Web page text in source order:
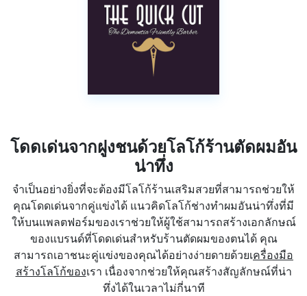
โดดเด่นจากฝูงชนด้วยโลโก้ร้านตัดผมอัน
น่าทึ่ง
จำเป็นอย่างยิ่งที่จะต้องมีโลโก้ร้านเสริมสวยที่สามารถช่วยให้
คุณโดดเด่นจากคู่แข่งได้ แนวคิดโลโก้ช่างทำผมอันน่าทึ่งที่มี
ให้บนแพลตฟอร์มของเราช่วยให้ผู้ใช้สามารถสร้างเอกลักษณ์
ของแบรนด์ที่โดดเด่นสำหรับร้านตัดผมของตนได้ คุณ
สามารถเอาชนะคู่แข่งของคุณได้อย่างง่ายดายด้วยเครื่องมือ
สร้างโลโก้ของเรา เนื่องจากช่วยให้คุณสร้างสัญลักษณ์ที่น่า
ทึ่งได้ในเวลาไม่กี่นาที